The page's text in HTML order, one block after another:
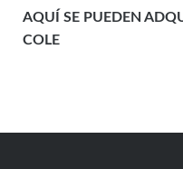
AQUÍ SE PUEDEN
COLE